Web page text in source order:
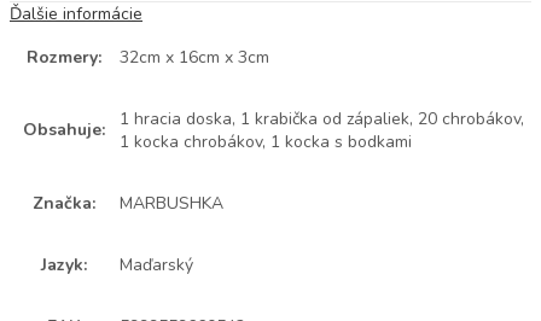
Ďalšie informácie
Rozmery:
32cm x 16cm x 3cm
Obsahuje:
1 hracia doska, 1 krabička od zápaliek, 20 chrobákov,
1 kocka chrobákov, 1 kocka s bodkami
Značka: MARBUSHKA
Jazyk: Maďarský